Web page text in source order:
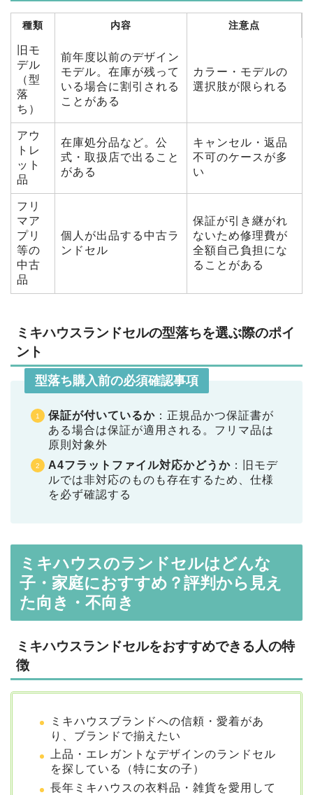
種類 内容 注意点
旧モ
デル
（型
落
ち）
前年度以前のデザイン
モデル。在庫が残って
いる場合に割引される
ことがある
カラー・モデルの
選択肢が限られる
アウ
トレ
ット
品
在庫処分品など。公
式・取扱店で出ること
がある
キャンセル・返品
不可のケースが多
い
フリ
マア
プリ
等の
中古
品
個人が出品する中古ラ
ンドセル
保証が引き継がれ
ないため修理費が
全額自己負担にな
ることがある
ミキハウスランドセルの型落ちを選ぶ際のポイ
ント
型落ち購入前の必須確認事項
保証が付いているか ：正規品かつ保証書が
ある場合は保証が適用される。フリマ品は
原則対象外
A4フラットファイル対応かどうか ：旧モデ
ルでは非対応のものも存在するため、仕様
を必ず確認する
ミキハウスのランドセルはどんな
子・家庭におすすめ？評判から見え
た向き・不向き
ミキハウスランドセルをおすすめできる人の特
徴
ミキハウスブランドへの信頼・愛着があ
り、ブランドで揃えたい
上品・エレガントなデザインのランドセル
を探している（特に女の子）
長年ミキハウスの衣料品・雑貨を愛用して